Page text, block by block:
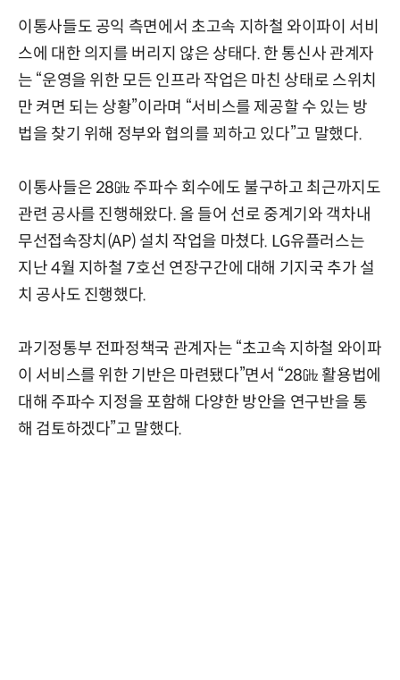
이통사들도 공익 측면에서 초고속 지하철 와이파이 서비
스에 대한 의지를 버리지 않은 상태다. 한 통신사 관계자
는 “운영을 위한 모든 인프라 작업은 마친 상태로 스위치
만 켜면 되는 상황”이라며 “서비스를 제공할 수 있는 방
법을 찾기 위해 정부와 협의를 꾀하고 있다”고 말했다.
이통사들은 28㎓ 주파수 회수에도 불구하고 최근까지도
관련 공사를 진행해왔다. 올 들어 선로 중계기와 객차내
무선접속장치(AP) 설치 작업을 마쳤다. LG유플러스는
지난 4월 지하철 7호선 연장구간에 대해 기지국 추가 설
치 공사도 진행했다.
과기정통부 전파정책국 관계자는 “초고속 지하철 와이파
이 서비스를 위한 기반은 마련됐다”면서 “28㎓ 활용법에
대해 주파수 지정을 포함해 다양한 방안을 연구반을 통
해 검토하겠다”고 말했다.